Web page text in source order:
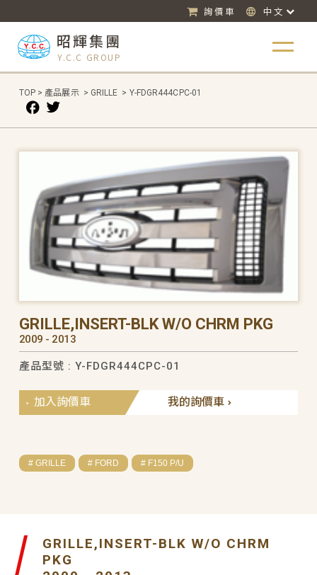
詢價車 中文
昭輝集團
Y.C.C GROUP
TOP > 產品展示 > GRILLE > Y-FDGR444CPC-01
GRILLE,INSERT-BLK W/O CHRM PKG
2009 - 2013
產品型號 : Y-FDGR444CPC-01
我的詢價車
加入詢價車
# GRILLE # FORD # F150 P/U
GRILLE,INSERT-BLK W/O CHRM
PKG